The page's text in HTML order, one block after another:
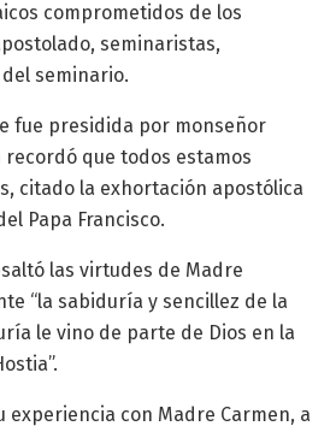
comprometidos de los
seminaristas,
seminario.
fue presidida por monseñor
que todos estamos
citado la exhortación apostólica
Papa Francisco.
las virtudes de Madre
“la sabiduría y sencillez de la
le vino de parte de Dios en la
experiencia con Madre Carmen, a